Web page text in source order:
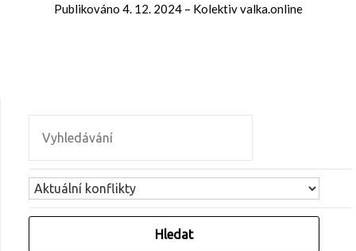
Publikováno 4. 12. 2024– Kolektiv valka.online